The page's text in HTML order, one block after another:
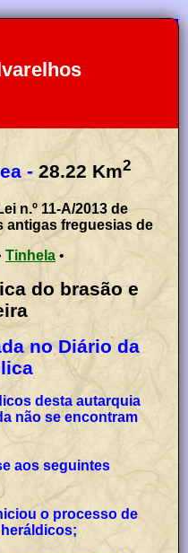
- 28.22 Km2
n.º 11-A/2013 de
antigas freguesias de
Tinhela •
do brasão e
no Diário da
desta autarquia
não se encontram
aos seguintes
o processo de